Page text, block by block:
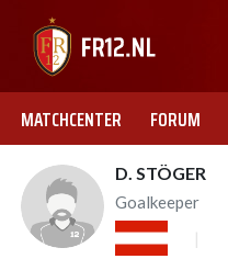
MATCHCENTER FORUM
D. STÖGER
Goalkeeper